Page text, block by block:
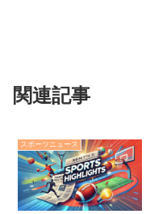
関連記事
スポーツニュース